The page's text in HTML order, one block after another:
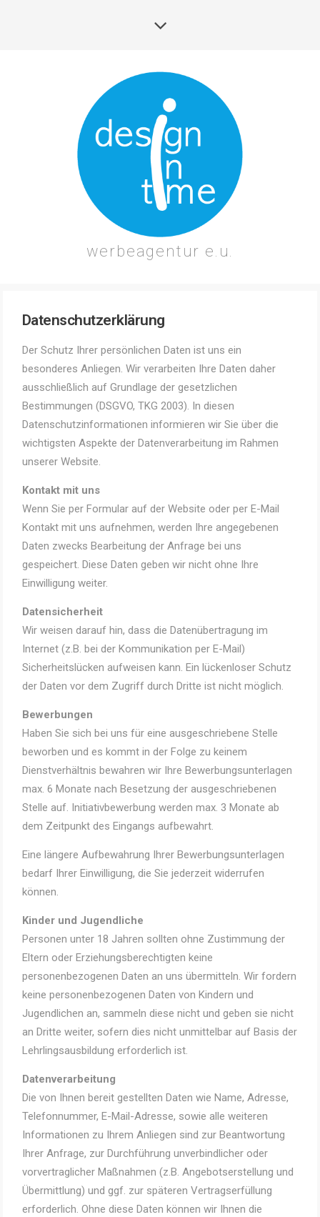
werbeagentur e.u.
Datenschutzerklärung
Der Schutz Ihrer persönlichen Daten ist uns ein
besonderes Anliegen. Wir verarbeiten Ihre Daten daher
ausschließlich auf Grundlage der gesetzlichen
Bestimmungen (DSGVO, TKG 2003). In diesen
Datenschutzinformationen informieren wir Sie über die
wichtigsten Aspekte der Datenverarbeitung im Rahmen
unserer Website.
Kontakt mit uns
Wenn Sie per Formular auf der Website oder per E-Mail
Kontakt mit uns aufnehmen, werden Ihre angegebenen
Daten zwecks Bearbeitung der Anfrage bei uns
gespeichert. Diese Daten geben wir nicht ohne Ihre
Einwilligung weiter.
Datensicherheit
Wir weisen darauf hin, dass die Datenübertragung im
Internet (z.B. bei der Kommunikation per E-Mail)
Sicherheitslücken aufweisen kann. Ein lückenloser Schutz
der Daten vor dem Zugriff durch Dritte ist nicht möglich.
Bewerbungen
Haben Sie sich bei uns für eine ausgeschriebene Stelle
beworben und es kommt in der Folge zu keinem
Dienstverhältnis bewahren wir Ihre Bewerbungsunterlagen
max. 6 Monate nach Besetzung der ausgeschriebenen
Stelle auf. Initiativbewerbung werden max. 3 Monate ab
dem Zeitpunkt des Eingangs aufbewahrt.
Eine längere Aufbewahrung Ihrer Bewerbungsunterlagen
bedarf Ihrer Einwilligung, die Sie jederzeit widerrufen
können.
Kinder und Jugendliche
Personen unter 18 Jahren sollten ohne Zustimmung der
Eltern oder Erziehungsberechtigten keine
personenbezogenen Daten an uns übermitteln. Wir fordern
keine personenbezogenen Daten von Kindern und
Jugendlichen an, sammeln diese nicht und geben sie nicht
an Dritte weiter, sofern dies nicht unmittelbar auf Basis der
Lehrlingsausbildung erforderlich ist.
Datenverarbeitung
Die von Ihnen bereit gestellten Daten wie Name, Adresse,
Telefonnummer, E-Mail-Adresse, sowie alle weiteren
Informationen zu Ihrem Anliegen sind zur Beantwortung
Ihrer Anfrage, zur Durchführung unverbindlicher oder
vorvertraglicher Maßnahmen (z.B. Angebotserstellung und
Übermittlung) und ggf. zur späteren Vertragserfüllung
erforderlich. Ohne diese Daten können wir Ihnen die